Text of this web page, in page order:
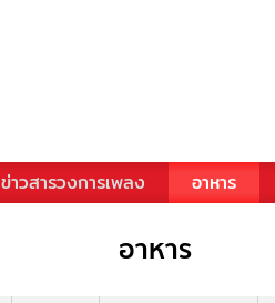
ข่าวสารวงการเพลง อาหาร
อาหาร